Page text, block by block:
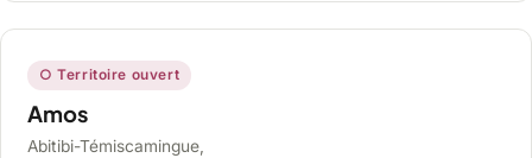
○ Territoire ouvert
Amos
Abitibi-Témiscamingue,